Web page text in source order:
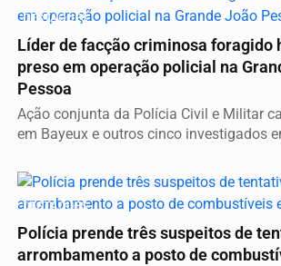
DESTAQUES
Líder de facção criminosa foragido
preso em operação policial na
Pessoa
Ação conjunta da Polícia Civil e Militar
em Bayeux e outros cinco investigados
DESTAQUES
Polícia prende três suspeitos de
arrombamento a posto de